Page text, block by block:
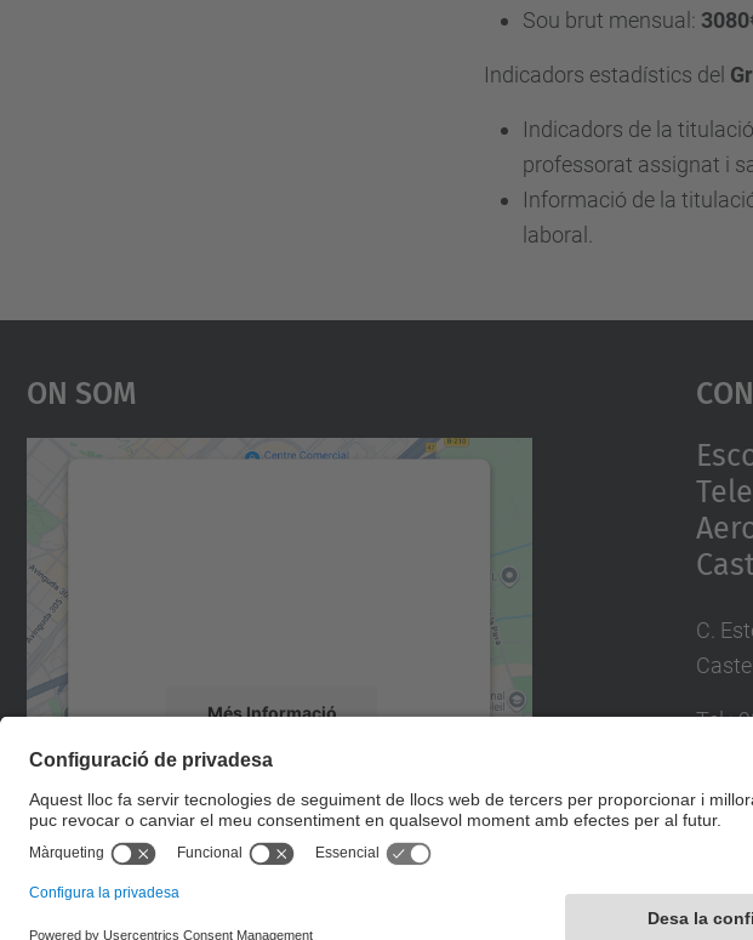
Sou brut mensual:
Indicadors estadístics del
Indicadors de la
professorat assignat i
Informació de la
laboral.
On Som
Més Informació
powered byUsercentrics Consent
Management Platform
C.
Tel.:
© UPC
Escola d'Enginyeria de Telecomunicació i Aeroespacial de
Castelldefels